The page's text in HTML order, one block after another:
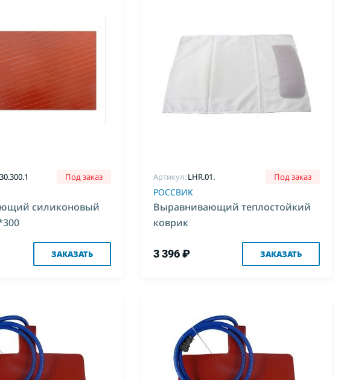
Под заказ
силиконовый
ЗАКАЗАТЬ
Артикул:LHR.01. Под заказ
РОССВИК
Выравнивающий теплостойкий
коврик
3 396 ₽ ЗАКАЗАТЬ